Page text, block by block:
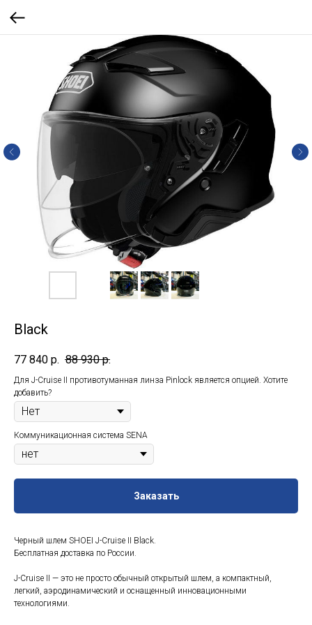
Black
77 840 р. 88 930 р.
Для J-Cruise II противотуманная линза Pinlock является опцией. Хотите
добавить?
Коммуникационная система SENA
Заказать
Черный шлем SHOEI J-Cruise II Black.
Бесплатная доставка по России.
J-Cruise II — это не просто обычный открытый шлем, а компактный,
легкий, аэродинамический и оснащенный инновационными
технологиями.